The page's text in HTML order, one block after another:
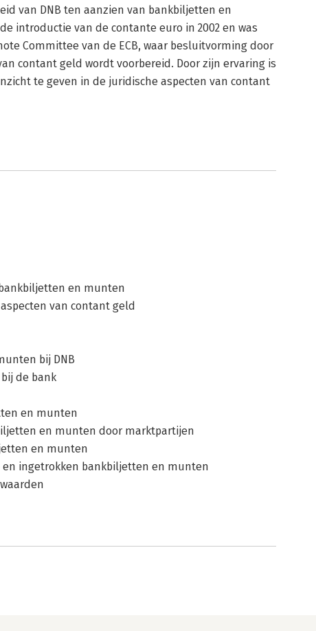
van DNB ten aanzien van bankbiljetten en
introductie van de contante euro in 2002 en was
Committee van de ECB, waar besluitvorming door
contant geld wordt voorbereid. Door zijn ervaring is
te geven in de juridische aspecten van contant
en munten
van contant geld
bij DNB
de bank
en munten
en munten door marktpartijen
en munten
en ingetrokken bankbiljetten en munten